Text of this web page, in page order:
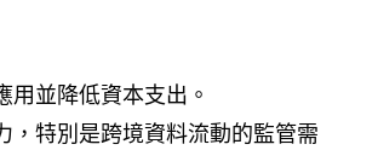
並降低資本支出。
，特別是跨境資料流動的監管需